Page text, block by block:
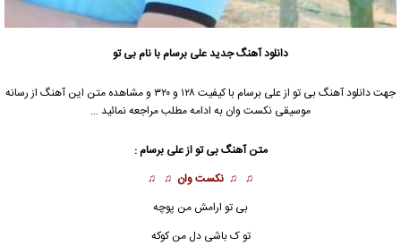
دانلود آهنگ جدیدعلی برسام با نام بی تو
جهت دانلود آهنگ بی تو از علی برسام با کیفیت ۱۲۸ و ۳۲۰ و مشاهده متن این آهنگ از رسانه
موسیقی نکست وان به ادامه مطلب مراجعه نمائید …
متن آهنگ بی تو از علی برسام :
♫ ♫ نکست وان ♫ ♫
بی تو ارامش من پوچه
تو ک باشی دل من کوکه